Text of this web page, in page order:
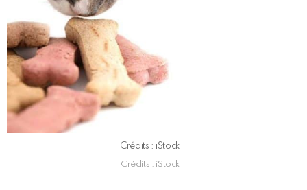
Crédits : iStock
Crédits : iStock